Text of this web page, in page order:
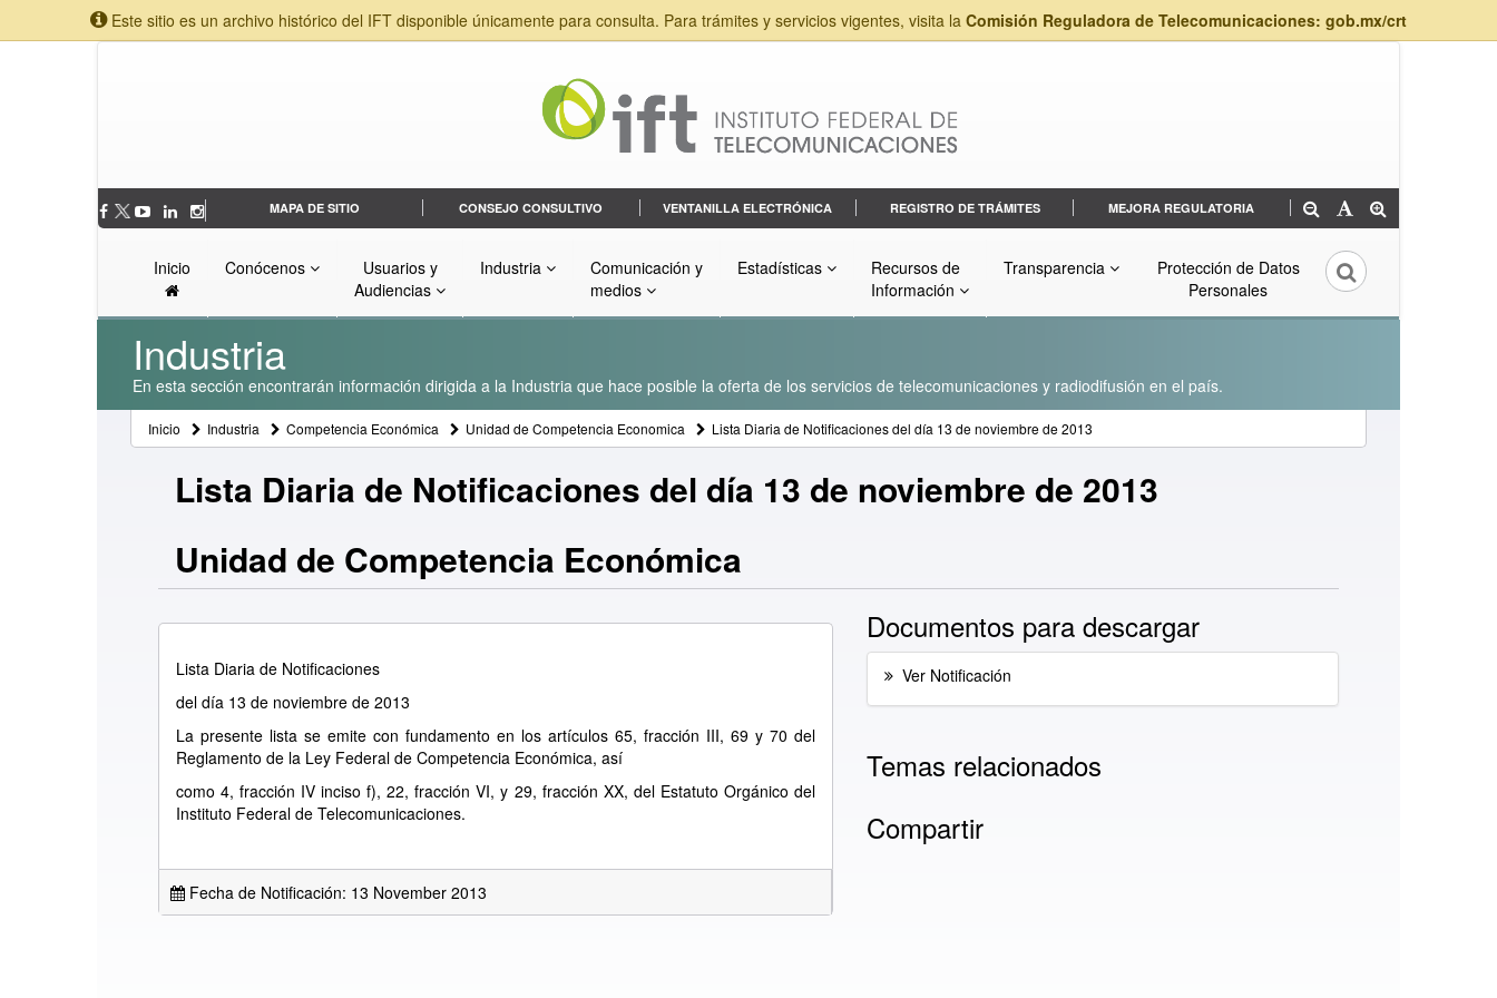
Este sitio es un archivo histórico del IFT disponible únicamente para consulta. Para trámites y servicios vigentes, visita la Comisión Reguladora de Telecomunicaciones: gob.mx/crt
MAPA DE SITIO CONSEJO CONSULTIVO VENTANILLA ELECTRÓNICA REGISTRO DE TRÁMITES MEJORA REGULATORIA
Inicio Conócenos
Usuarios y
Audiencias
Industria
Comunicación y
medios
Estadísticas
Recursos de
Información
Transparencia
Protección de Datos
Personales
Industria
En esta sección encontrarán información dirigida a la Industria que hace posible la oferta de los servicios de telecomunicaciones y radiodifusión en el país.
Inicio Industria Competencia Económica Unidad de Competencia Economica Lista Diaria de Notificaciones del día 13 de noviembre de 2013
Lista Diaria de Notificaciones del día 13 de noviembre de 2013
Unidad de Competencia Económica
Lista Diaria de Notificaciones
del día 13 de noviembre de 2013
La presente lista se emite con fundamento en los artículos 65, fracción III, 69 y 70 del
Reglamento de la Ley Federal de Competencia Económica, así
como 4, fracción IV inciso f), 22, fracción VI, y 29, fracción XX, del Estatuto Orgánico del
Instituto Federal de Telecomunicaciones.
Fecha de Notificación: 13 November 2013
Documentos para descargar
Ver Notificación
Temas relacionados
Compartir